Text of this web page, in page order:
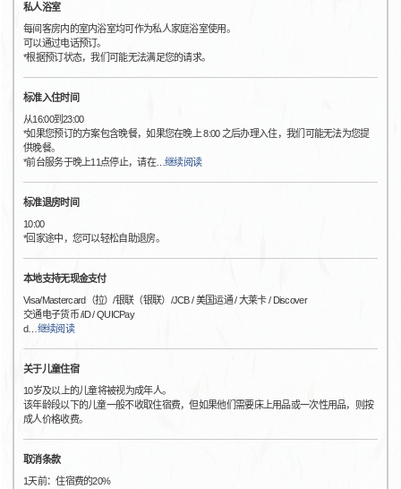
私人浴室
每间客房内的室内浴室均可作为私人家庭浴室使用。
可以通过电话预订。
*根据预订状态，我们可能无法满足您的请求。
标准入住时间
从16:00到23:00
*如果您预订的方案包含晚餐，如果您在晚上 8:00 之后办理入住，我们可能无法为您提
供晚餐。
*前台服务于晚上11点停止，请在…继续阅读
标准退房时间
10:00
*回家途中，您可以轻松自助退房。
本地支持无现金支付
Visa/Mastercard（拉）/银联（银联）/JCB / 美国运通 / 大莱卡 / Discover
交通电子货币 /iD / QUICPay
d
继续阅读
关于儿童住宿
10岁及以上的儿童将被视为成年人。
该年龄段以下的儿童一般不收取住宿费，但如果他们需要床上用品或一次性用品，则按
成人价格收费。
取消条款
1天前：住宿费的20%